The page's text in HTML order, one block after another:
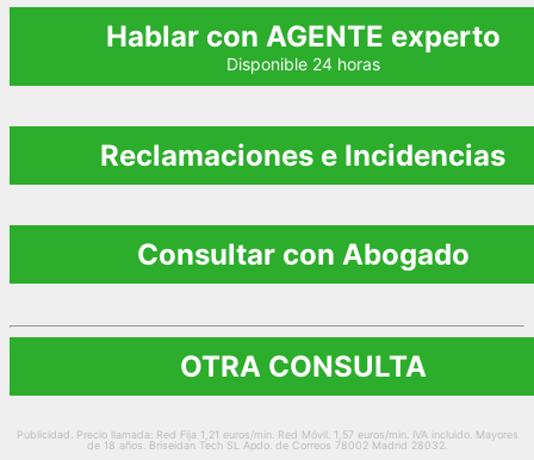
Hablar con AGENTE experto
Disponible 24 horas
Reclamaciones e Incidencias
Consultar con Abogado
OTRA CONSULTA
Publicidad. Precio llamada: Red Fija 1,21 euros/min. Red Móvil. 1,57 euros/min. IVA incluido. Mayores
de 18 años. Briseidan Tech SL Apdo. de Correos 78002 Madrid 28032.